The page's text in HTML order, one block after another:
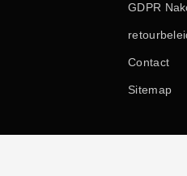
GDPR
Contact
Sitemap